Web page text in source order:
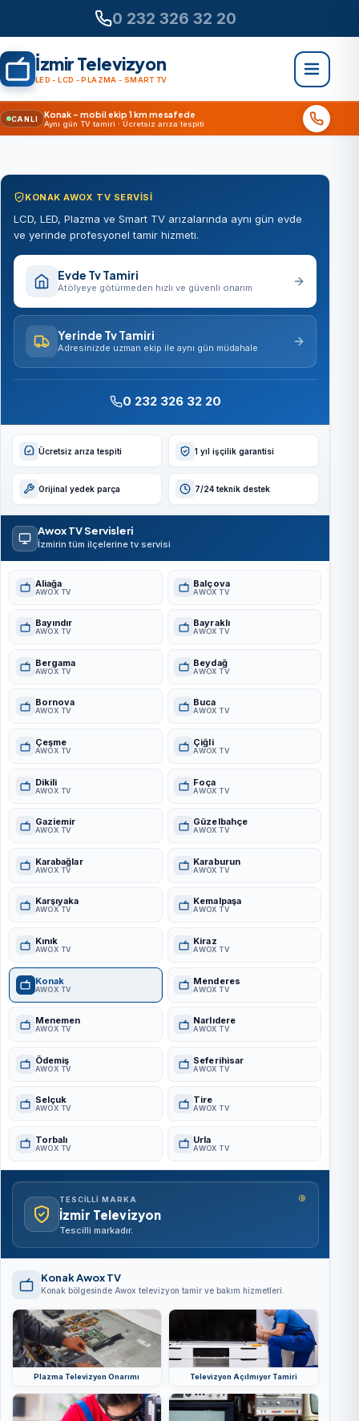
0 232 326 32 20
İzmir Televizyon
LED - LCD - PLAZMA - SMART TV
CANLI Konak – mobil ekip 1 km mesafede
Aynı gün TV tamiri · Ücretsiz arıza tespiti
KONAK AWOX TV SERVISI
LCD, LED, Plazma ve Smart TV arızalarında aynı gün evde
ve yerinde profesyonel tamir hizmeti.
Evde Tv Tamiri
Atölyeye götürmeden hızlı ve güvenli onarım
Yerinde Tv Tamiri
Adresinizde uzman ekip ile aynı gün müdahale
0 232 326 32 20
Ücretsiz arıza tespiti 1 yıl işçilik garantisi
Orijinal yedek parça 7/24 teknik destek
Awox TV Servisleri
İzmirin tüm ilçelerine tv servisi
Aliağa
AWOX TV
Balçova
AWOX TV
Bayındır
AWOX TV
Bayraklı
AWOX TV
Bergama
AWOX TV
Beydağ
AWOX TV
Bornova
AWOX TV
Buca
AWOX TV
Çeşme
AWOX TV
Çiğli
AWOX TV
Dikili
AWOX TV
Foça
AWOX TV
Gaziemir
AWOX TV
Güzelbahçe
AWOX TV
Karabağlar
AWOX TV
Karaburun
AWOX TV
Karşıyaka
AWOX TV
Kemalpaşa
AWOX TV
Kınık
AWOX TV
Kiraz
AWOX TV
Konak
AWOX TV
Menderes
AWOX TV
Menemen
AWOX TV
Narlıdere
AWOX TV
Ödemiş
AWOX TV
Seferihisar
AWOX TV
Selçuk
AWOX TV
Tire
AWOX TV
Torbalı
AWOX TV
Urla
AWOX TV
TESCILLI MARKA
İzmir Televizyon
Tescilli markadır.
®
Konak Awox TV
Konak bölgesinde Awox televizyon tamir ve bakım hizmetleri.
Plazma Televizyon Onarımı Televizyon Açılmıyor Tamiri